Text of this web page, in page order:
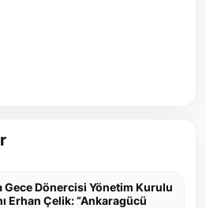
Gece Dönercisi Yönetim Kurulu
Erhan Çelik: “Ankaragücü